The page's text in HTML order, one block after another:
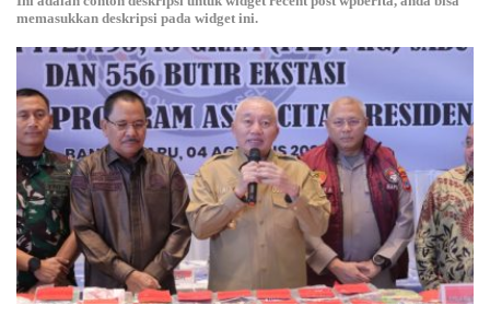
memasukkan deskripsi pada widget ini.